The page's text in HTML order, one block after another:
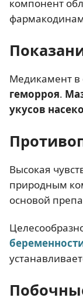
компонент
Медикамент в
геморроя.
укусов
Высокая
природным
основой